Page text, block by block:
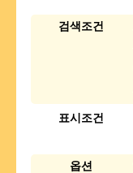
검색조건
표시조건
옵션